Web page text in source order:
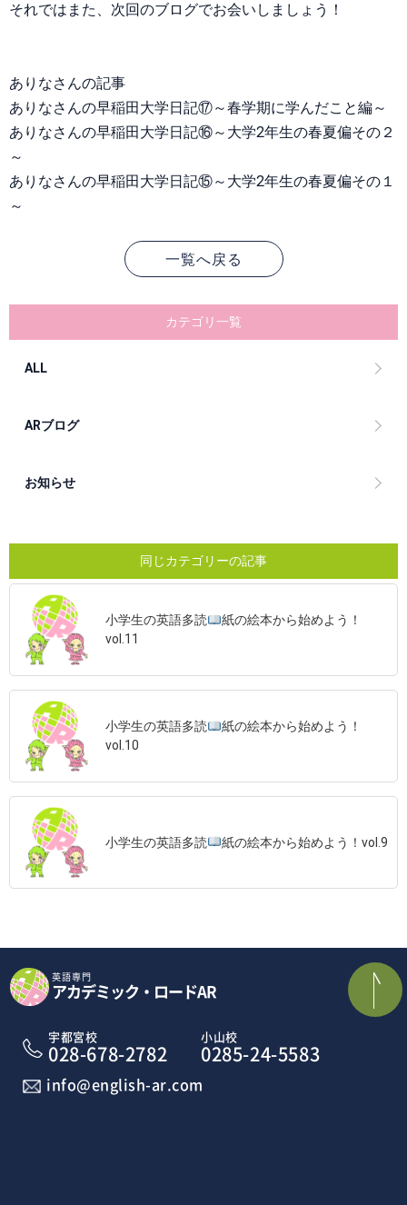
それではまた、次回のブログでお会いしましょう！
ありなさんの記事
ありなさんの早稲田大学日記⑰～春学期に学んだこと編～
ありなさんの早稲田大学日記⑯～大学2年生の春夏偏その２
～
ありなさんの早稲田大学日記⑮～大学2年生の春夏偏その１
～
一覧へ戻る
カテゴリ一覧
ALL
ARブログ
お知らせ
同じカテゴリーの記事
小学生の英語多読
紙の絵本から始めよう！
vol.11
小学生の英語多読
紙の絵本から始めよう！
vol.10
小学生の英語多読 紙の絵本から始めよう！vol.9
英語専門
アカデミック・ロードAR
宇都宮校
028-678-2782
小山校
0285-24-5583
info@english-ar.com